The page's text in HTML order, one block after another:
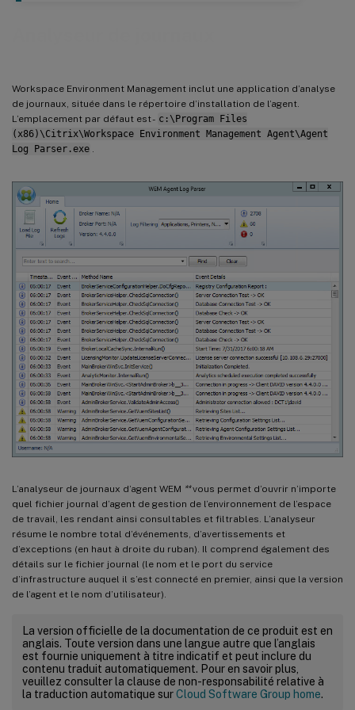
Workspace Environment Management inclut une application d’analyse
de journaux, située dans le répertoire d’installation de l’agent.
L’emplacement par défaut est - c:\Program Files
(x86)\Citrix\Workspace Environment Management Agent\Agent
Log Parser.exe
L’analyseur de journaux d’agent WEM **vous permet d’ouvrir n’importe
quel fichier journal d’agent de gestion de l’environnement de l’espace
de travail, les rendant ainsi consultables et filtrables. L’analyseur
résume le nombre total d’événements, d’avertissements et
d’exceptions (en haut à droite du ruban). Il comprend également des
détails sur le fichier journal (le nom et le port du service
d’infrastructure auquel il s’est connecté en premier, ainsi que la version
de l’agent et le nom d’utilisateur).
La version officielle de la documentation de ce produit est en
anglais. Toute version dans une langue autre que l’anglais
est fournie uniquement à titre indicatif et peut inclure du
contenu traduit automatiquement. Pour en savoir plus,
veuillez consulter la clause de non-responsabilité relative à
la traduction automatique surCloud Software Group home.